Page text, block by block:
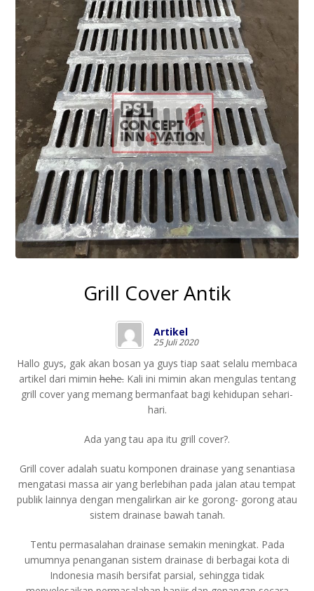
Grill Cover Antik
Artikel
25 Juli 2020
Hallo guys, gak akan bosan ya guys tiap saat selalu membaca
artikel dari miminhehe.Kali ini mimin akan mengulas tentang
grill cover yang memang bermanfaat bagi kehidupan sehari-
hari.
Ada yang tau apa itu grill cover?.
Grill cover adalah suatu komponen drainase yang senantiasa
mengatasi massa air yang berlebihan pada jalan atau tempat
publik lainnya dengan mengalirkan air ke gorong- gorong atau
sistem drainase bawah tanah.
Tentu permasalahan drainase semakin meningkat. Pada
umumnya penanganan sistem drainase di berbagai kota di
Indonesia masih bersifat parsial, sehingga tidak